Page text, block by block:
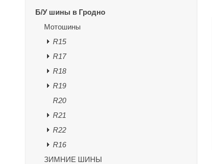
Б/У шины в Гродно
Мотошины
R15
R17
R18
R19
R20
R21
R22
R16
ЗИМНИЕ ШИНЫ